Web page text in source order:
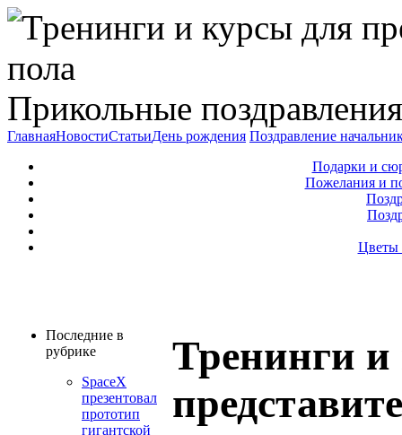
Прикольные
ГлавнаяНовостиСтатьиДень рождения Поздравление
Подарки и
Пожелания и
Цветы
Последние в
рубрике
SpaceX
презентовал
прототип
гигантской
Тренинги